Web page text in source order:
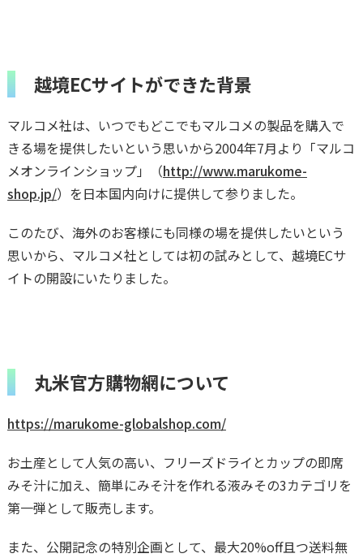
越境ECサイトができた背景
マルコメ社は、いつでもどこでもマルコメの製品を購入で
きる場を提供したいという思いから2004年7月より「マルコ
メオンラインショップ」（http://www.marukome-
shop.jp/）を日本国内向けに提供して参りました。
このたび、海外のお客様にも同様の場を提供したいという
思いから、マルコメ社としては初の試みとして、越境ECサ
イトの開設にいたりました。
丸米官方購物網について
https://marukome-globalshop.com/
お土産として人気の高い、フリーズドライとカップの即席
みそ汁に加え、簡単にみそ汁を作れる液みその3カテゴリを
第一弾として販売します。
また、公開記念の特別企画として、最大20%off且つ送料無